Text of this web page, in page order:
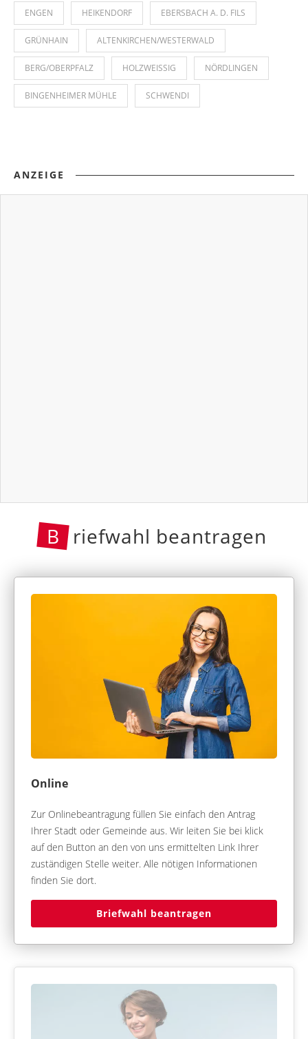
ENGEN HEIKENDORF EBERSBACH A. D. FILS
GRÜNHAIN ALTENKIRCHEN/WESTERWALD
BERG/OBERPFALZ HOLZWEISSIG NÖRDLINGEN
BINGENHEIMER MÜHLE SCHWENDI
ANZEIGE
B riefwahl beantragen
Online
Zur Onlinebeantragung füllen Sie einfach den Antrag
Ihrer Stadt oder Gemeinde aus. Wir leiten Sie bei klick
auf den Button an den von uns ermittelten Link Ihrer
zuständigen Stelle weiter. Alle nötigen Informationen
finden Sie dort.
Briefwahl beantragen